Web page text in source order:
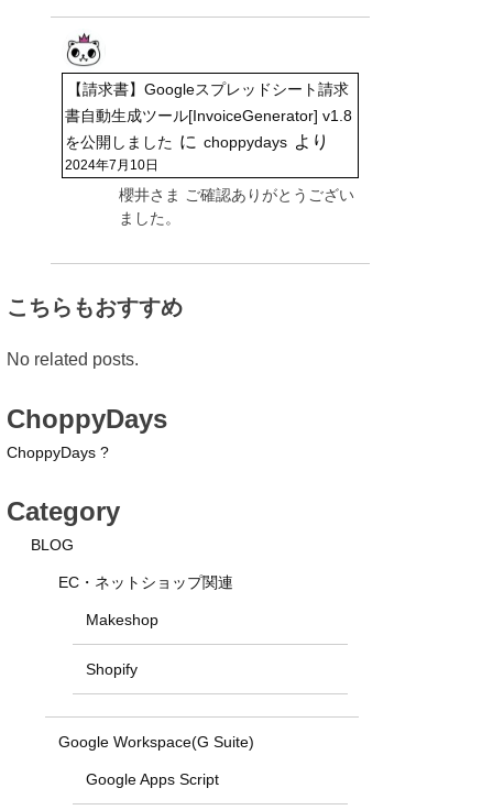
【請求書】Googleスプレッドシート請求
書自動生成ツール[InvoiceGenerator] v1.8
を公開しました に choppydays より
2024年7月10日
櫻井さま ご確認ありがとうござい
ました。
こちらもおすすめ
No related posts.
ChoppyDays
ChoppyDays ?
Category
BLOG
EC・ネットショップ関連
Makeshop
Shopify
Google Workspace(G Suite)
Google Apps Script